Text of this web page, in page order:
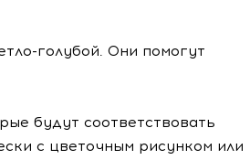
голубой. Они помогут
будут соответствовать
с цветочным рисунком или